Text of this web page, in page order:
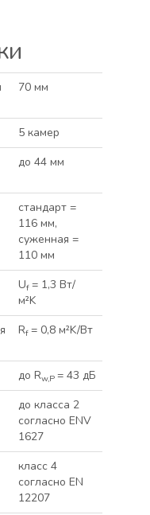
70 мм
5 камер
до 44 мм
стандарт =
116 мм,
суженная =
110 мм
Uf = 1,3 Вт/
м²K
Rf = 0,8 м²K/Вт
до Rw,P = 43 дБ
до класса 2
согласно ENV
1627
класс 4
согласно EN
12207